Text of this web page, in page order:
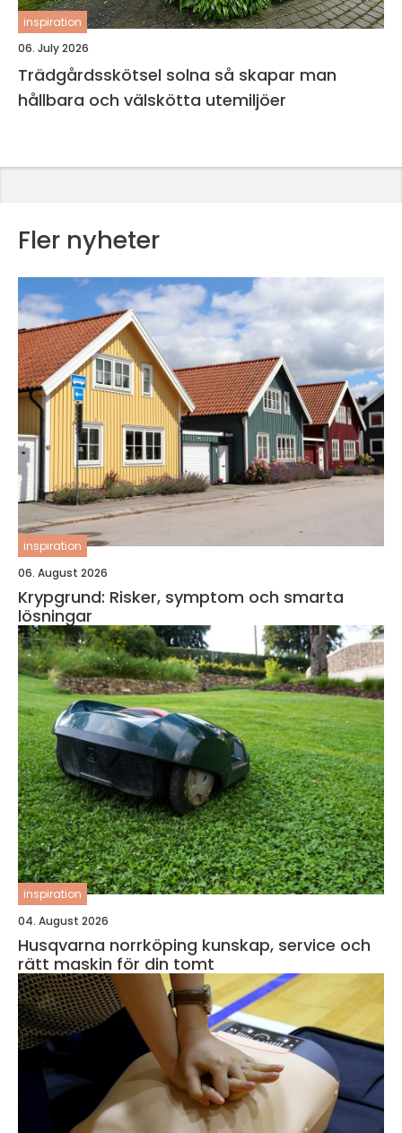
inspiration
06. July 2026
Trädgårdsskötsel solna så skapar man
hållbara och välskötta utemiljöer
Fler nyheter
inspiration
06. August 2026
Krypgrund: Risker, symptom och smarta
lösningar
inspiration
04. August 2026
Husqvarna norrköping kunskap, service och
rätt maskin för din tomt